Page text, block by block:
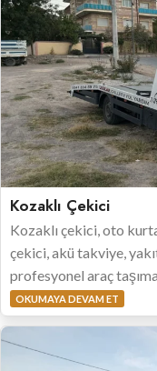
Kozaklı Çekici
Kozaklı çekici, oto
çekici, akü takviye,
profesyonel araç
OKUMAYA DEVAM ET